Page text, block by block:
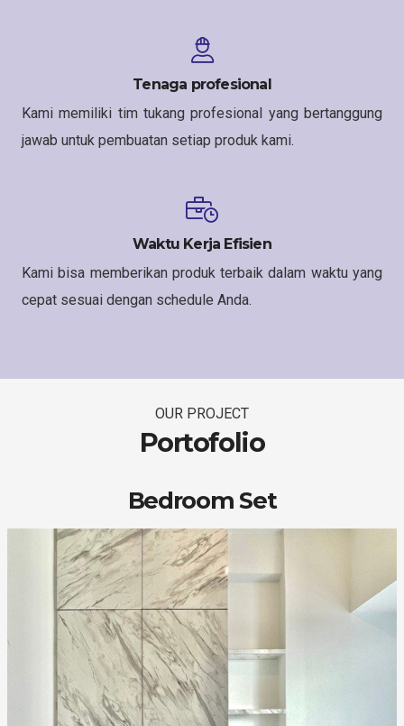
Tenaga profesional
Kami memiliki tim tukang profesional yang bertanggung
jawab untuk pembuatan setiap produk kami.
Waktu Kerja Efisien
Kami bisa memberikan produk terbaik dalam waktu yang
cepat sesuai dengan schedule Anda.
OUR PROJECT
Portofolio
Bedroom Set